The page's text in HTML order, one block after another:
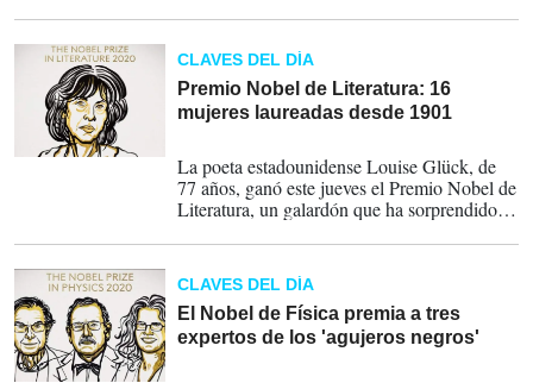
12,9%.
CLAVES DEL DÍA
Premio Nobel de Literatura: 16
mujeres laureadas desde 1901
La poeta estadounidense Louise Glück, de
77 años, ganó este jueves el Premio Nobel de
Literatura, un galardón que ha sorprendido a
años 1960.
CLAVES DEL DÍA
El Nobel de Física premia a tres
expertos de los 'agujeros negros'